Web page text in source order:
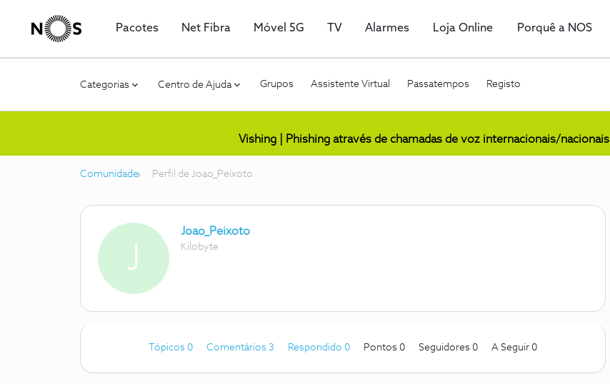
Pacotes Net Fibra Móvel 5G TV Alarmes Loja Online Porquê a NOS
Categorias Centro de Ajuda Grupos Assistente Virtual Passatempos Registo
Vishing | Phishing através de chamadas de voz internacionais/nacionais
Comunidade Perfil de Joao_Peixoto
J
Joao_Peixoto
Kilobyte
Tópicos 0 Comentários 3 Respondido 0 Pontos 0 Seguidores 0 A Seguir 0